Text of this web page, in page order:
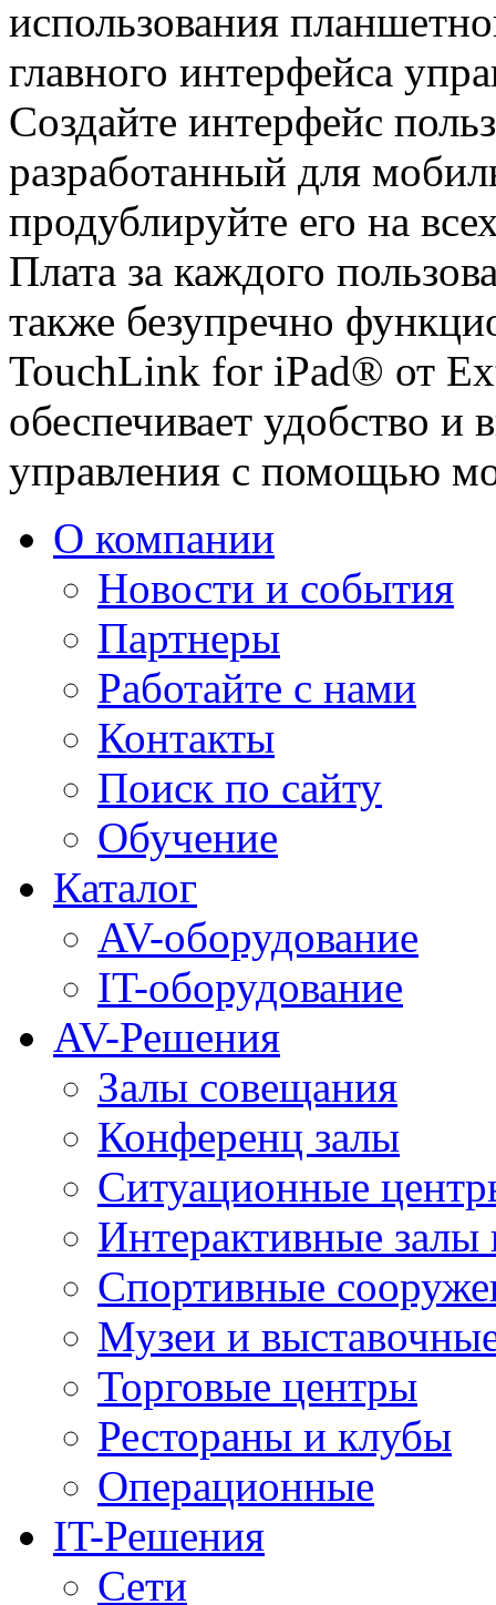
использования
главного интерфейса
Создайте интерфейс
разработанный для
продублируйте его на
Плата за каждого
также безупречно
TouchLink for iPad® от
обеспечивает удобство и
управления с помощью
О компании
Новости и события
Партнеры
Работайте с нами
Контакты
Поиск по сайту
Обучение
Каталог
AV-оборудование
IT-оборудование
AV-Решения
Залы совещания
Конференц залы
Ситуационные
Интерактивные залы
Спортивные
Музеи и
Торговые центры
Рестораны и клубы
Операционные
IT-Решения
Сети